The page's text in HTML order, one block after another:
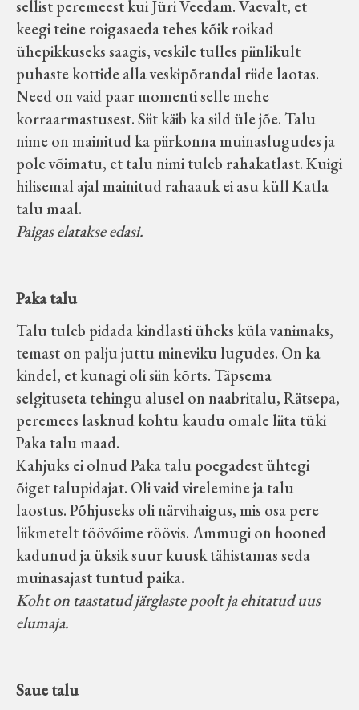
sellist peremeest kui Jüri Veedam. Vaevalt, et
keegi teine roigasaeda tehes kõik roikad
ühepikkuseks saagis, veskile tulles piinlikult
puhaste kottide alla veskipõrandal riide laotas.
Need on vaid paar momenti selle mehe
korraarmastusest. Siit käib ka sild üle jõe. Talu
nime on mainitud ka piirkonna muinaslugudes ja
pole võimatu, et talu nimi tuleb rahakatlast. Kuigi
hilisemal ajal mainitud rahaauk ei asu küll Katla
talu maal.
Paigas elatakse edasi.
Paka talu
Talu tuleb pidada kindlasti üheks küla vanimaks,
temast on palju juttu mineviku lugudes. On ka
kindel, et kunagi oli siin kõrts. Täpsema
selgituseta tehingu alusel on naabritalu, Rätsepa,
peremees lasknud kohtu kaudu omale liita tüki
Paka talu maad.
Kahjuks ei olnud Paka talu poegadest ühtegi
õiget talupidajat. Oli vaid virelemine ja talu
laostus. Põhjuseks oli närvihaigus, mis osa pere
liikmetelt töövõime röövis. Ammugi on hooned
kadunud ja üksik suur kuusk tähistamas seda
muinasajast tuntud paika.
Koht on taastatud järglaste poolt ja ehitatud uus
elumaja.
Saue talu